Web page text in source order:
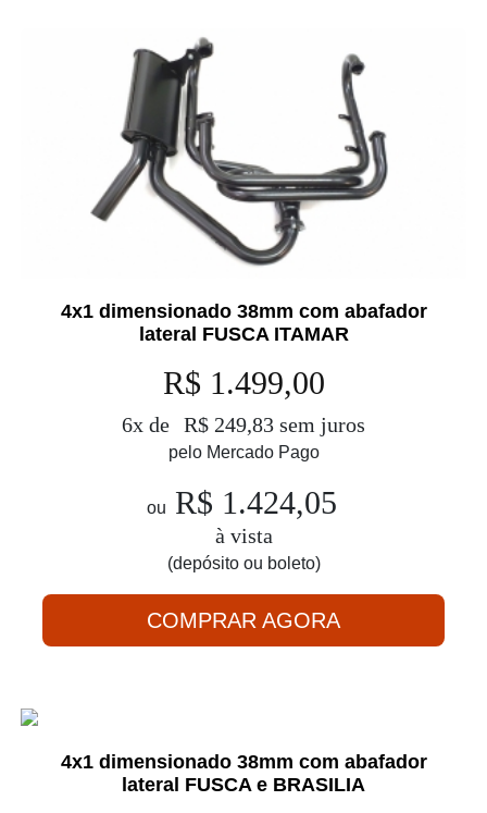
4x1 dimensionado 38mm com abafador
lateral FUSCA ITAMAR
R$ 1.499,00
6x de R$ 249,83 sem juros
pelo Mercado Pago
ou R$ 1.424,05
à vista
(depósito ou boleto)
COMPRAR AGORA
4x1 dimensionado 38mm com abafador
lateral FUSCA e BRASILIA